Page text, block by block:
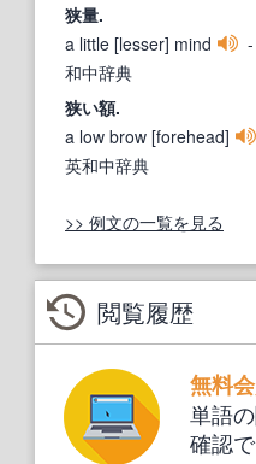
狭量.
a little [lesser] mind
和中辞典
狭い額.
a low brow [forehead]
英和中辞典
>> 例文の一覧を見る
閲覧履歴
無料
単語
確認で